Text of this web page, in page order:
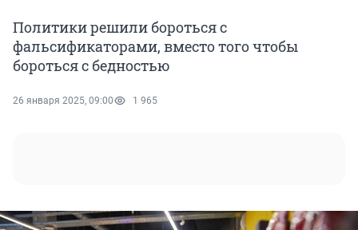
Политики решили бороться с
фальсификаторами, вместо того чтобы
бороться с бедностью
26 января 2025, 09:00 1 965